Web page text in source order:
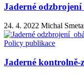
Jaderné
24. 4. 2022 Michal
Policy publikace
Jaderné